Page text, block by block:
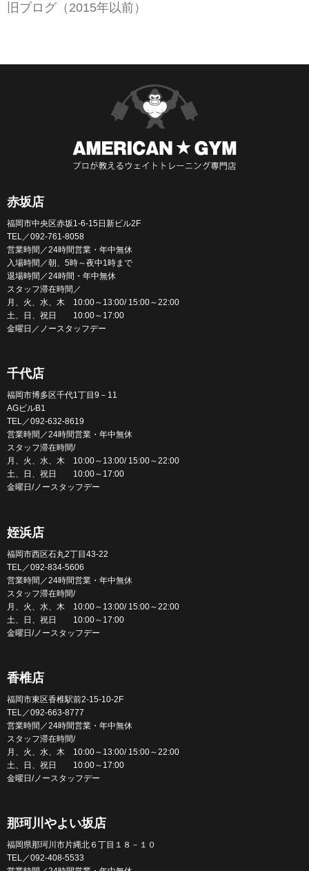
旧ブログ（2015年以前）
赤坂店
福岡市中央区赤坂1-6-15日新ビル2F
TEL／092-761-8058
営業時間／24時間営業・年中無休
入場時間／朝、5時～夜中1時まで
退場時間／24時間・年中無休
スタッフ滞在時間／
月、火、水、木 10:00～13:00/ 15:00～22:00
土、日、祝日 10:00～17:00
金曜日／ノースタッフデー
千代店
福岡市博多区千代1丁目9－11
AGビルB1
TEL／092-632-8619
営業時間／24時間営業・年中無休
スタッフ滞在時間/
月、火、水、木 10:00～13:00/ 15:00～22:00
土、日、祝日 10:00～17:00
金曜日/ノースタッフデー
姪浜店
福岡市西区石丸2丁目43-22
TEL／092-834-5606
営業時間／24時間営業・年中無休
スタッフ滞在時間/
月、火、水、木 10:00～13:00/ 15:00～22:00
土、日、祝日 10:00～17:00
金曜日/ノースタッフデー
香椎店
福岡市東区香椎駅前2-15-10-2F
TEL／092-663-8777
営業時間／24時間営業・年中無休
スタッフ滞在時間/
月、火、水、木 10:00～13:00/ 15:00～22:00
土、日、祝日 10:00～17:00
金曜日/ノースタッフデー
那珂川やよい坂店
福岡県那珂川市片縄北６丁目１８－１０
TEL／092-408-5533